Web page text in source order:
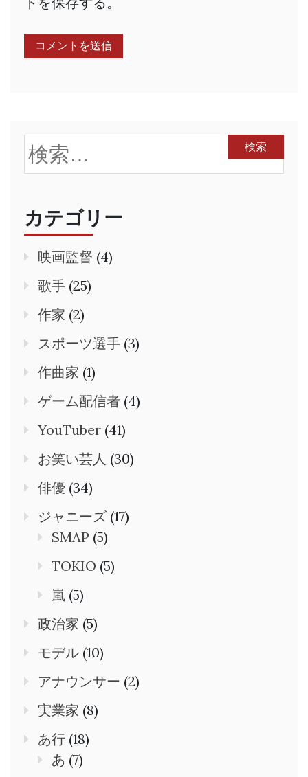
検
索:
カテゴリー
映画監督 (4)
歌手 (25)
作家 (2)
スポーツ選手 (3)
作曲家 (1)
ゲーム配信者 (4)
YouTuber (41)
お笑い芸人 (30)
俳優 (34)
ジャニーズ (17)
SMAP (5)
TOKIO (5)
嵐 (5)
政治家 (5)
モデル (10)
アナウンサー (2)
実業家 (8)
あ行 (18)
あ (7)